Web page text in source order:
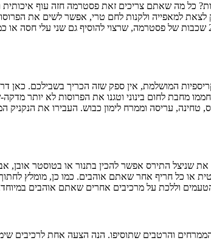
כל מה שאתם צריכים זאת פסטרמה חזה עוף
למאפייה ולקנות לחם טרי, אפשר לשים את
חרדל דיז'ון, אם אתם לא אוהבים חריף – מרחו כמות מדודה של חרדל. הניחו 2-3 שכבות
המושלמת, אין ספק שזה הכריך בשבילכם. כאן
מחבת לחום בינוני וטגנו את הפרוסות לא יותר
טחינה, עריסה וממרח לימון כבוש. העבירו את
שניצל התירס אפשר להכין בתנור או בטוסטר אובן,
או כל חריף אחר שאתם אוהבים. כמו כן, מומלץ
וללכת על מרכיבים אחרים שאתם אוהבים
והרטבים שתוסיפו. הנה הצעה אחת לרכיבים